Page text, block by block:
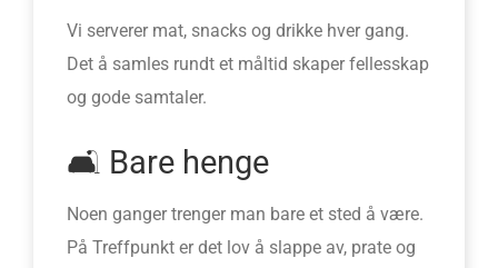
Vi serverer mat, snacks og drikke hver gang.
Det å samles rundt et måltid skaper fellesskap
og gode samtaler.
🛋️ Bare henge
Noen ganger trenger man bare et sted å være.
På Treffpunkt er det lov å slappe av, prate og